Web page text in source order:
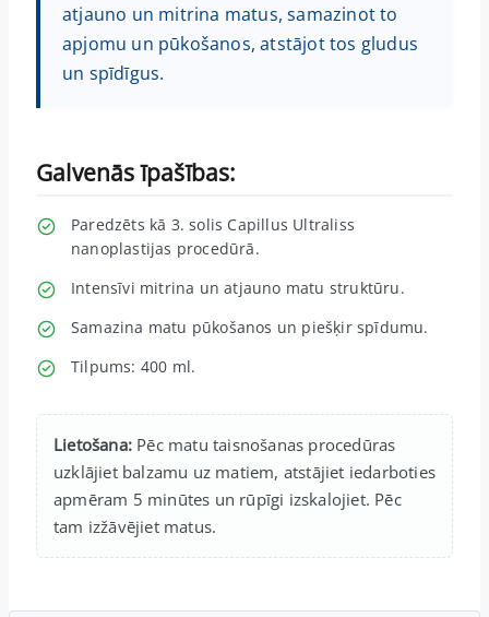
atjauno un mitrina matus, samazinot to
apjomu un pūkošanos, atstājot tos gludus
un spīdīgus.
Galvenās īpašības:
Paredzēts kā 3. solis Capillus Ultraliss
nanoplastijas procedūrā.
Intensīvi mitrina un atjauno matu struktūru.
Samazina matu pūkošanos un piešķir spīdumu.
Tilpums: 400 ml.
Lietošana: Pēc matu taisnošanas procedūras
uzklājiet balzamu uz matiem, atstājiet iedarboties
apmēram 5 minūtes un rūpīgi izskalojiet. Pēc
tam izžāvējiet matus.